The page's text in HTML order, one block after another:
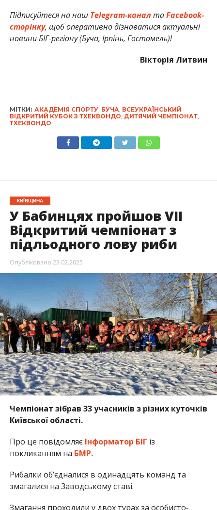
Підписуйтеся на наш Telegram-каналтаFacebook-
сторінку, щоб оперативно дізнаватися актуальні
новини БІГ-регіону (Буча, Ірпінь, Гостомель)!
Вікторія Литвин
МІТКИ: АКАДЕМІЯ СПОРТУ, БУЧА, ВСЕУКРАЇНСЬКИЙ
ВІДКРИТИЙ КУБОК З ТХЕКВОНДО, ДИТЯЧИЙ ЧЕМПІОНАТ,
ТХЕКВОНДО
КИЇВЩИНА
У Бабинцях пройшов VII
Відкритий чемпіонат з
підльодного лову риби
Опубліковано 23.02.2025
Чемпіонат зібрав 33 учасників з різних куточків
Київської області.
Про це повідомляє Інформатор БІГ із
покликанням на БМР.
Рибалки об’єдналися в одинадцять команд та
змагалися на Заводському ставі.
Змагання проходили у двох турах за особисто-